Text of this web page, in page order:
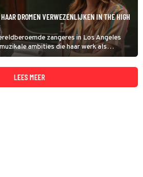
DROMEN VERWEZENLIJKEN IN THE HIGH
zangeres in Los Angeles
ambities die haar werk als
LEES MEER